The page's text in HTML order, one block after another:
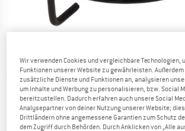
Detailansichten
Wir verwenden Cookies und vergleichbare Technologien,
Funktionen unserer Website zu gewährleisten.
zusätzliche Dienste und Funktionen an, analysieren
um Inhalte und Werbung zu personalisieren, bzw. Social
bereitzustellen. Dadurch erfahren auch unsere Social
Analysepartner von deiner Nutzung unserer Website;
Drittländern ohne angemessene Garantien zum Schutz
dem Zugriff durch Behörden. Durch Anklicken von „Alle